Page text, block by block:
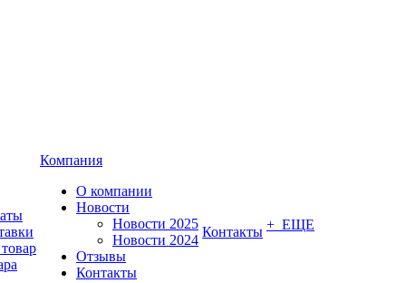
Компания
О компании
Новости
Новости 2025
Новости 2024
Отзывы
Контакты
Контакты + ЕЩЕ